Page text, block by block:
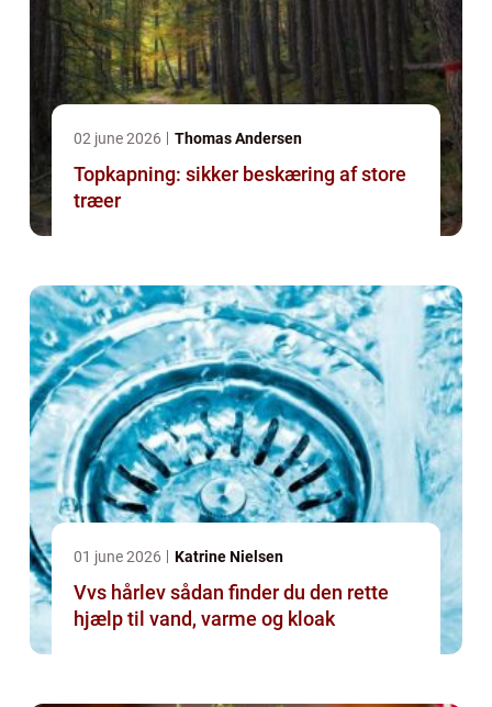
02 june 2026 Thomas Andersen
Topkapning: sikker beskæring af store
træer
01 june 2026 Katrine Nielsen
Vvs hårlev sådan finder du den rette
hjælp til vand, varme og kloak